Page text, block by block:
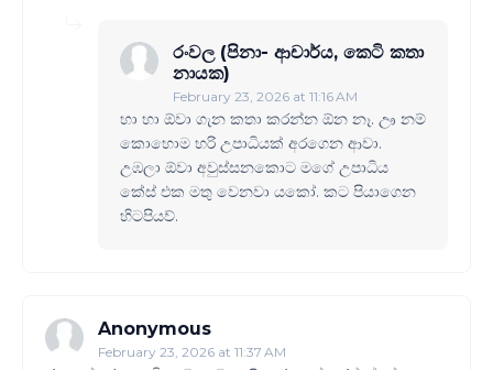
රංවල (පිනා- ආචාර්ය, කෙටි කතා
නායක)
February 23, 2026 at 11:16 AM
හා හා ඕවා ගැන කතා කරන්න ඕන නෑ. ඌ නම්
කොහොම හරි උපාධියක් අරගෙන ආවා.
උඹලා ඕවා අවුස්සනකොට මගේ උපාධිය
කේස් එක මතු වෙනවා යකෝ. කට පියාගෙන
හිටපියව්.
Anonymous
February 23, 2026 at 11:37 AM